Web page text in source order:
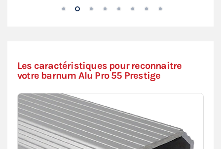
Les caractéristiques pour reconnaitre
votre barnum Alu Pro 55 Prestige